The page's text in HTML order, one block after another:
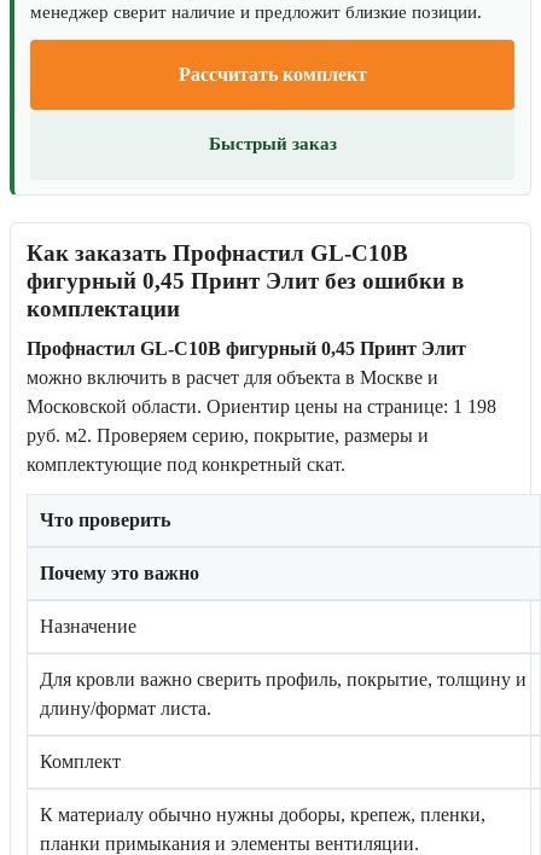
менеджер сверит наличие и предложит близкие позиции.
Рассчитать комплект
Быстрый заказ
Как заказать Профнастил GL-С10B
фигурный 0,45 Принт Элит без ошибки в
комплектации
Профнастил GL-С10B фигурный 0,45 Принт Элит
можно включить в расчет для объекта в Москве и
Московской области. Ориентир цены на странице: 1 198
руб. м2. Проверяем серию, покрытие, размеры и
комплектующие под конкретный скат.
Что проверить
Почему это важно
Назначение
Для кровли важно сверить профиль, покрытие, толщину и
длину/формат листа.
Комплект
К материалу обычно нужны доборы, крепеж, пленки,
планки примыкания и элементы вентиляции.